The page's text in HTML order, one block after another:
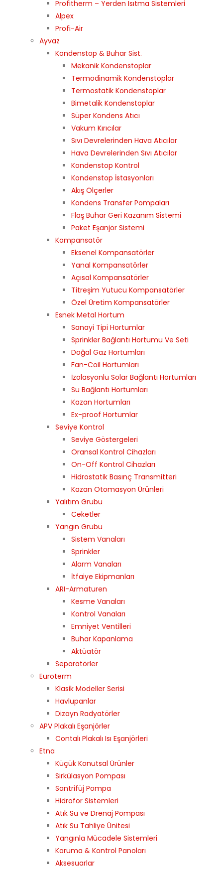
Profitherm – Yerden Isıtma Sistemleri
Alpex
Profi-Air
Ayvaz
Kondenstop & Buhar Sist.
Mekanik Kondenstoplar
Termodinamik Kondenstoplar
Termostatik Kondenstoplar
Bimetalik Kondenstoplar
Süper Kondens Atıcı
Vakum Kırıcılar
Sıvı Devrelerinden Hava Atıcılar
Hava Devrelerinden Sıvı Atıcılar
Kondenstop Kontrol
Kondenstop İstasyonları
Akış Ölçerler
Kondens Transfer Pompaları
Flaş Buhar Geri Kazanım Sistemi
Paket Eşanjör Sistemi
Kompansatör
Eksenel Kompansatörler
Yanal Kompansatörler
Açısal Kompansatörler
Titreşim Yutucu Kompansatörler
Özel Üretim Kompansatörler
Esnek Metal Hortum
Sanayi Tipi Hortumlar
Sprinkler Bağlantı Hortumu Ve Seti
Doğal Gaz Hortumları
Fan-Coil Hortumları
İzolasyonlu Solar Bağlantı Hortumları
Su Bağlantı Hortumları
Kazan Hortumları
Ex-proof Hortumlar
Seviye Kontrol
Seviye Göstergeleri
Oransal Kontrol Cihazları
On-Off Kontrol Cihazları
Hidrostatik Basınç Transmitteri
Kazan Otomasyon Ürünleri
Yalıtım Grubu
Ceketler
Yangın Grubu
Sistem Vanaları
Sprinkler
Alarm Vanaları
İtfaiye Ekipmanları
ARI-Armaturen
Kesme Vanaları
Kontrol Vanaları
Emniyet Ventilleri
Buhar Kapanlama
Aktüatör
Separatörler
Euroterm
Klasik Modeller Serisi
Havlupanlar
Dizayn Radyatörler
APV Plakalı Eşanjörler
Contalı Plakalı Isı Eşanjörleri
Etna
Küçük Konutsal Ürünler
Sirkülasyon Pompası
Santrifüj Pompa
Hidrofor Sistemleri
Atık Su ve Drenaj Pompası
Atık Su Tahliye Ünitesi
Yangınla Mücadele Sistemleri
Koruma & Kontrol Panoları
Aksesuarlar